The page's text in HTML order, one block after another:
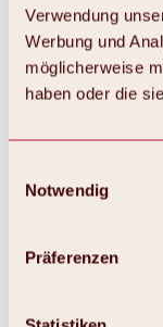
Verwendung
Werbung und
möglicherweise
haben oder die
Notwendig
Präferenzen